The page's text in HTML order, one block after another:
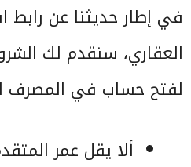
في إطار حديثنا عن
العقاري، سنقدم لك
لفتح حساب في المصرف
ألا يقل عمر